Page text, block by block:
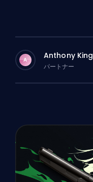
A Anthony King
パートナー